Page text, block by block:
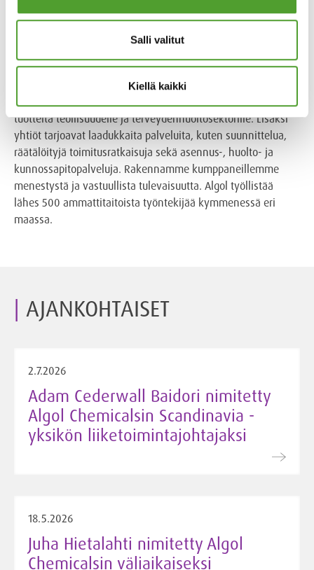
Salli valitut
Kiellä kaikki
Algol lyhyesti
Algol on perheyritys ja monialakonserni, jolla on yli 130
vuoden kokemus kansainvälisestä kaupasta.
Konserniyhtiömme maahantuovat, myyvät ja valmistavat
tuotteita teollisuudelle ja terveydenhuoltosektorille. Lisäksi
yhtiöt tarjoavat laadukkaita palveluita, kuten suunnittelua,
räätälöityjä toimitusratkaisuja sekä asennus-, huolto- ja
kunnossapitopalveluja. Rakennamme kumppaneillemme
menestystä ja vastuullista tulevaisuutta. Algol työllistää
lähes 500 ammattitaitoista työntekijää kymmenessä eri
maassa.
AJANKOHTAISET
2.7.2026
Adam Cederwall Baidori nimitetty
Algol Chemicalsin Scandinavia -
yksikön liiketoimintajohtajaksi
18.5.2026
Juha Hietalahti nimitetty Algol
Chemicalsin väliaikaiseksi